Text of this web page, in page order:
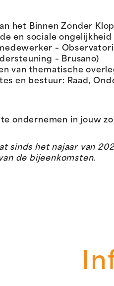
het Binnen Zonder
en sociale
–
– Brusano)
van thematische
en bestuur: Raad,
ondernemen in jouw
sinds het najaar van
de bijeenkomsten.